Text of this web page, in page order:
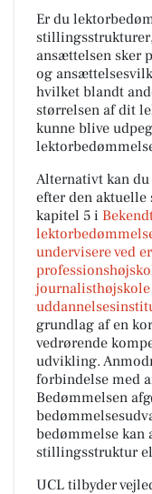
Er du
ansættelsen sker
og
hvilket blandt
størrelsen af dit
kunne blive
Alternativt kan
efter den
kapitel 5 i
undervisere ved
grundlag af en
vedrørende
udvikling.
forbindelse med
Bedømmelsen
bedømmelse kan
stillingsstruktur
UCL tilbyder